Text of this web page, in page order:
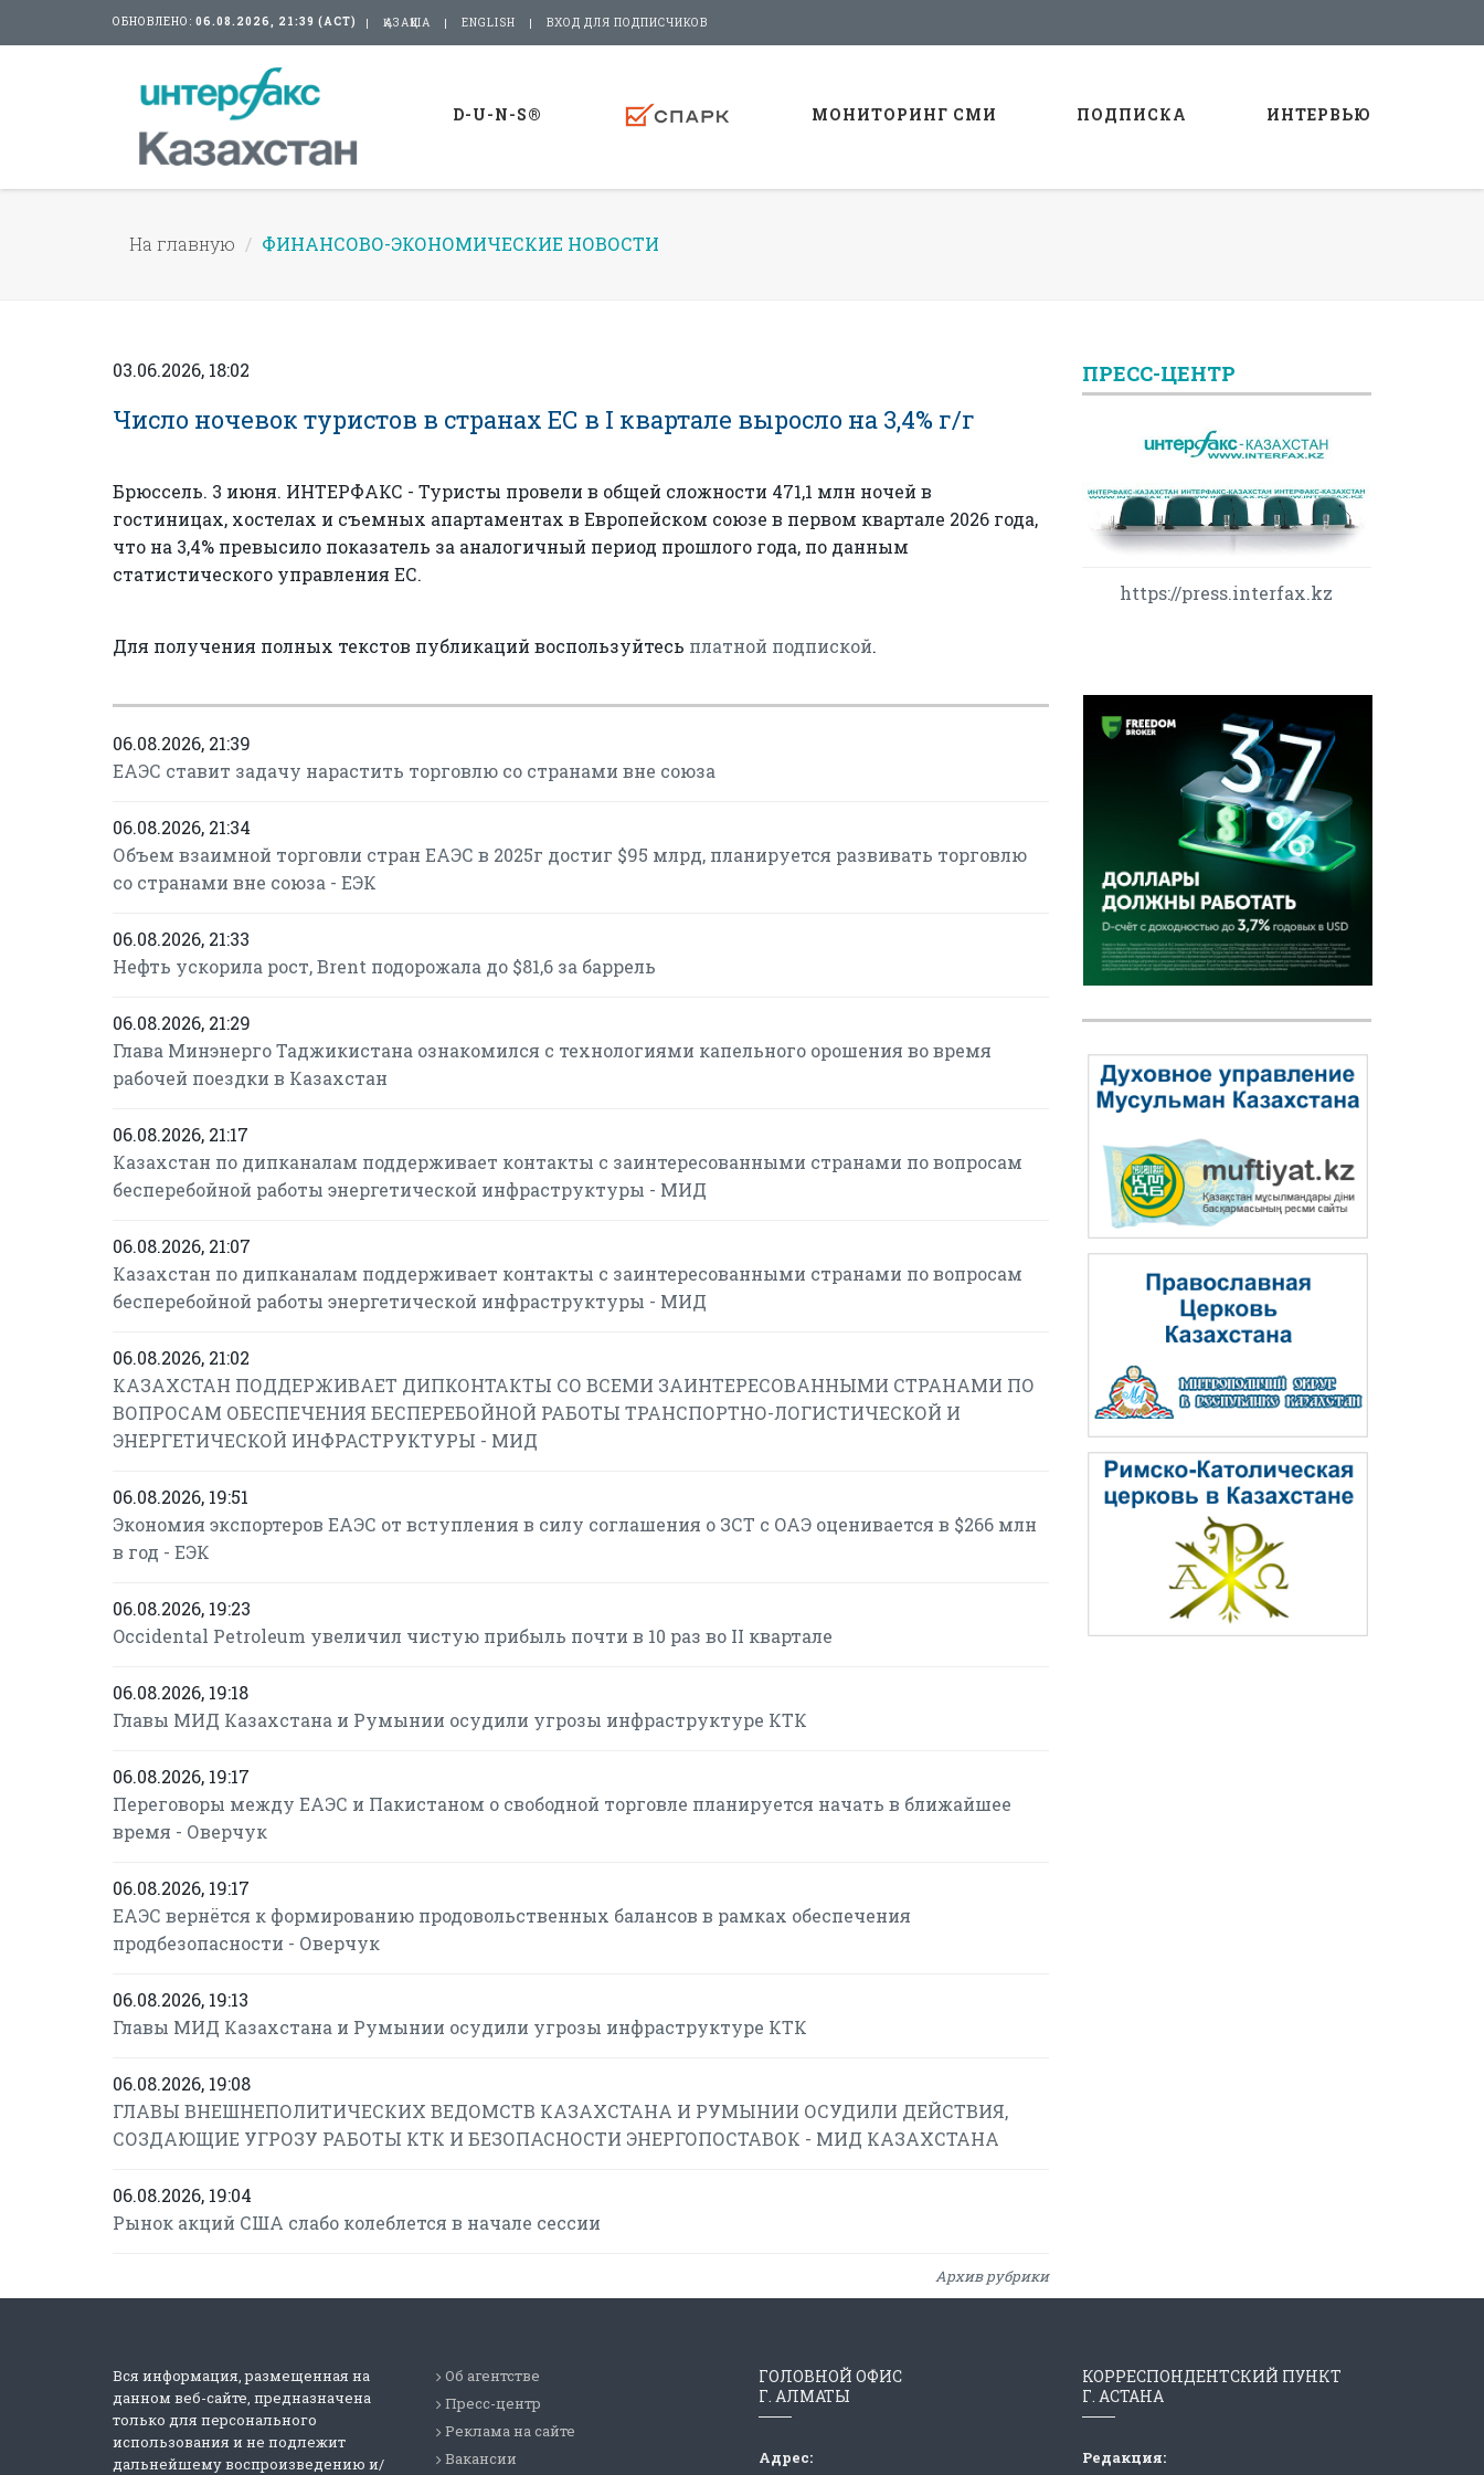
ОБНОВЛЕНО: 06.08.2026, 21:39 (АСТ) ҚАЗАҚША ENGLISH ВХОД ДЛЯ ПОДПИСЧИКОВ
D-U-N-S® МОНИТОРИНГ СМИ ПОДПИСКА ИНТЕРВЬЮ
На главную ФИНАНСОВО-ЭКОНОМИЧЕСКИЕ НОВОСТИ
03.06.2026, 18:02
Число ночевок туристов в странах ЕС в I квартале выросло на 3,4% г/г
Брюссель. 3 июня. ИНТЕРФАКС - Туристы провели в общей сложности 471,1 млн ночей в
гостиницах, хостелах и съемных апартаментах в Европейском союзе в первом квартале 2026 года,
что на 3,4% превысило показатель за аналогичный период прошлого года, по данным
статистического управления ЕС.
Для получения полных текстов публикаций воспользуйтесь платной подпиской.
06.08.2026, 21:39
ЕАЭС ставит задачу нарастить торговлю со странами вне союза
06.08.2026, 21:34
Объем взаимной торговли стран ЕАЭС в 2025г достиг $95 млрд, планируется развивать торговлю
со странами вне союза - ЕЭК
06.08.2026, 21:33
Нефть ускорила рост, Brent подорожала до $81,6 за баррель
06.08.2026, 21:29
Глава Минэнерго Таджикистана ознакомился с технологиями капельного орошения во время
рабочей поездки в Казахстан
06.08.2026, 21:17
Казахстан по дипканалам поддерживает контакты с заинтересованными странами по вопросам
бесперебойной работы энергетической инфраструктуры - МИД
06.08.2026, 21:07
Казахстан по дипканалам поддерживает контакты с заинтересованными странами по вопросам
бесперебойной работы энергетической инфраструктуры - МИД
06.08.2026, 21:02
КАЗАХСТАН ПОДДЕРЖИВАЕТ ДИПКОНТАКТЫ СО ВСЕМИ ЗАИНТЕРЕСОВАННЫМИ СТРАНАМИ ПО
ВОПРОСАМ ОБЕСПЕЧЕНИЯ БЕСПЕРЕБОЙНОЙ РАБОТЫ ТРАНСПОРТНО-ЛОГИСТИЧЕСКОЙ И
ЭНЕРГЕТИЧЕСКОЙ ИНФРАСТРУКТУРЫ - МИД
06.08.2026, 19:51
Экономия экспортеров ЕАЭС от вступления в силу соглашения о ЗСТ с ОАЭ оценивается в $266 млн
в год - ЕЭК
06.08.2026, 19:23
Occidental Petroleum увеличил чистую прибыль почти в 10 раз во II квартале
06.08.2026, 19:18
Главы МИД Казахстана и Румынии осудили угрозы инфраструктуре КТК
06.08.2026, 19:17
Переговоры между ЕАЭС и Пакистаном о свободной торговле планируется начать в ближайшее
время - Оверчук
06.08.2026, 19:17
ЕАЭС вернётся к формированию продовольственных балансов в рамках обеспечения
продбезопасности - Оверчук
06.08.2026, 19:13
Главы МИД Казахстана и Румынии осудили угрозы инфраструктуре КТК
06.08.2026, 19:08
ГЛАВЫ ВНЕШНЕПОЛИТИЧЕСКИХ ВЕДОМСТВ КАЗАХСТАНА И РУМЫНИИ ОСУДИЛИ ДЕЙСТВИЯ,
СОЗДАЮЩИЕ УГРОЗУ РАБОТЫ КТК И БЕЗОПАСНОСТИ ЭНЕРГОПОСТАВОК - МИД КАЗАХСТАНА
06.08.2026, 19:04
Рынок акций США слабо колеблется в начале сессии
Архив рубрики
ПРЕСС-ЦЕНТР
https://press.interfax.kz
Вся информация, размещенная на
данном веб-сайте, предназначена
только для персонального
использования и не подлежит
дальнейшему воспроизведению и/
Об агентстве
Пресс-центр
Реклама на сайте
Вакансии
ГОЛОВНОЙ ОФИС
Г. АЛМАТЫ
Адрес:
КОРРЕСПОНДЕНТСКИЙ ПУНКТ
Г. АСТАНА
Редакция: